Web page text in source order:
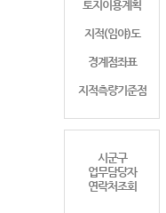
토지이용계획
지적(임야)도
경계점좌표
지적측량기준점
시군구
업무담당자
연락처조회